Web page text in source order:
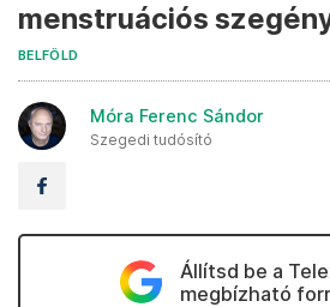
menstruációs
BELFÖLD
Móra Ferenc Sándor
Szegedi tudósító
Állítsd be a
megbízható